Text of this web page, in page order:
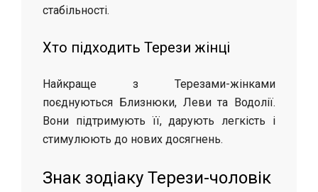
стабільності.
Хто підходить Терези жінці
Найкраще з Терезами-жінками
поєднуються Близнюки, Леви та Водолії.
Вони підтримують її, дарують легкість і
стимулюють до нових досягнень.
Знак зодіаку Терези-чоловік